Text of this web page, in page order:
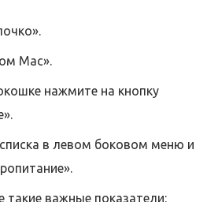
Mac».
нажмите на кнопку
списка в левом боковом меню и
такие важные показатели: